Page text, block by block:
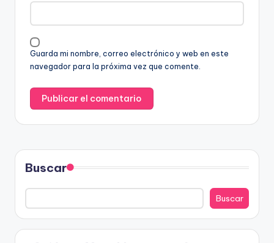
Guarda mi nombre, correo electrónico y web en este
navegador para la próxima vez que comente.
Buscar
Buscar